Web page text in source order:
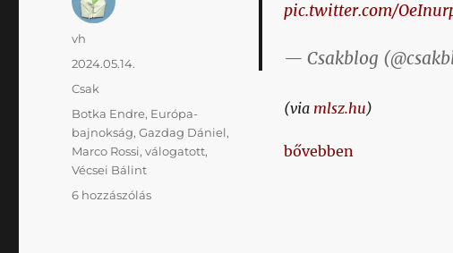
pic.twitter.com/
— Csakblog
(via mlsz.hu)
„Rossi kihirdette
bővebben
Szerző
vh
Közzétéve
2024.05.14.
Kategória
Csak
Címke
Botka Endre, Európa-
bajnokság,Gazdag Dániel,
Marco Rossi,válogatott,
Vécsei Bálint
6 hozzászólásRossi